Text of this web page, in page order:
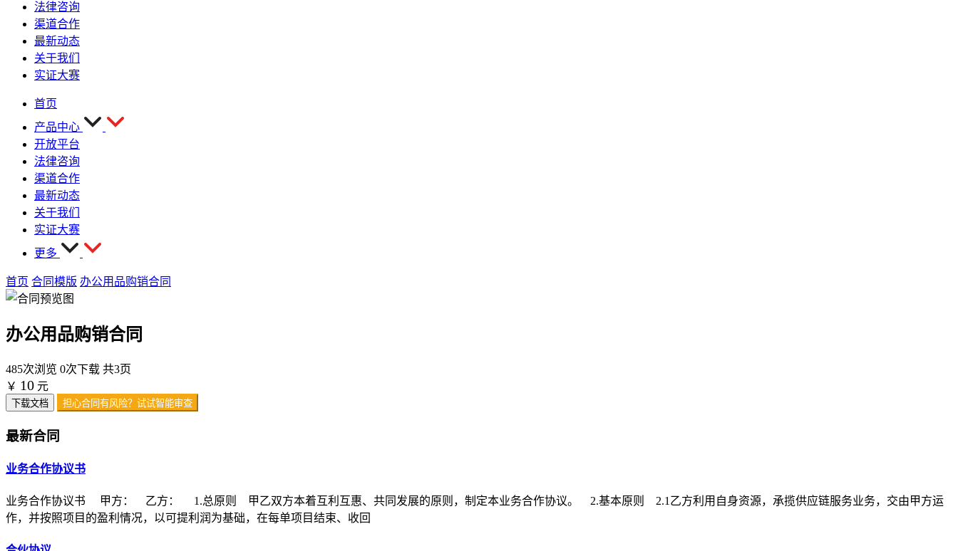
法律咨询
渠道合作
最新动态
关于我们
实证大赛
首页
产品中心
开放平台
法律咨询
渠道合作
最新动态
关于我们
实证大赛
更多
首页 合同模版 办公用品购销合同
办公用品购销合同
485次浏览 0次下载 共3页
￥ 10 元
下载文档 担心合同有风险？试试智能审查
最新合同
业务合作协议书
业务合作协议书 甲方： 乙方： 1.总原则 甲乙双方本着互利互惠、共同发展的原则，制定本业务合作协议。 2.基本原则 2.1乙方利用自身资源，承揽供应链服务业务，交由甲方运
作，并按照项目的盈利情况，以可提利润为基础，在每单项目结束、收回